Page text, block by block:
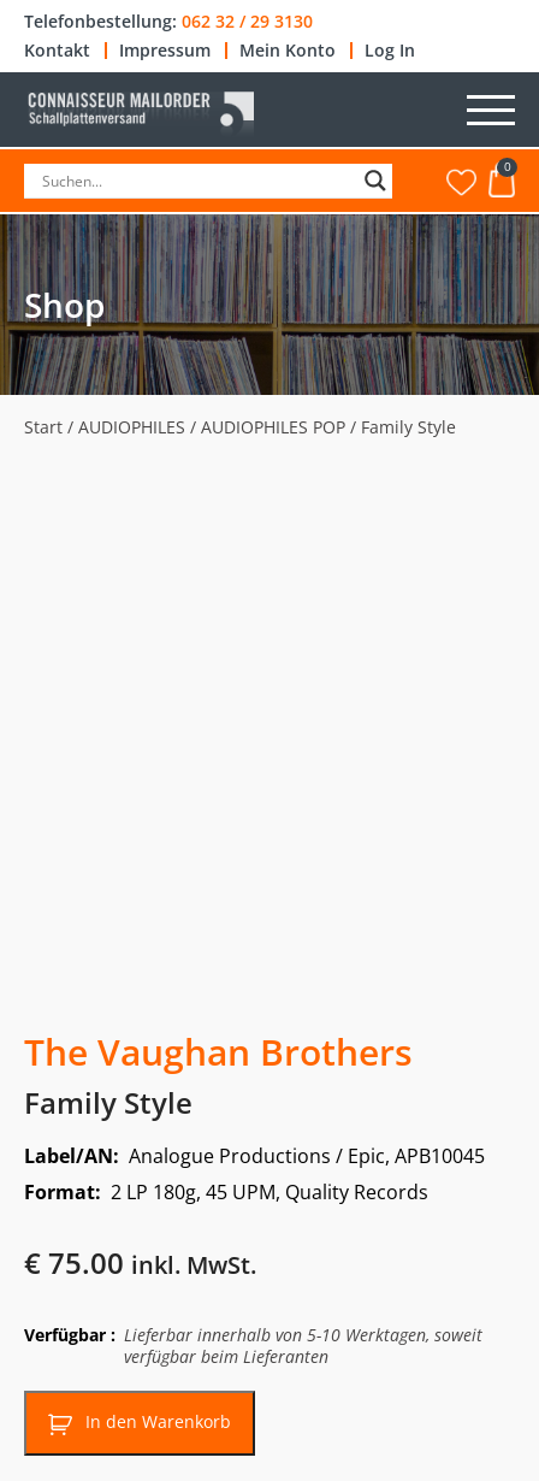
Telefonbestellung: 062 32 / 29 3130
Kontakt
Impressum Mein Konto Log In
0
Shop
Start / AUDIOPHILES / AUDIOPHILES POP / Family Style
The Vaughan Brothers
Family Style
Label/AN: Analogue Productions / Epic, APB10045
Format: 2 LP 180g, 45 UPM, Quality Records
€75.00 inkl. MwSt.
Verfügbar : Lieferbar innerhalb von 5-10 Werktagen, soweit
verfügbar beim Lieferanten
In den Warenkorb